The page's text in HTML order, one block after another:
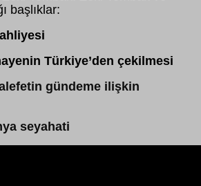
başlıklar:
Türkiye’den çekilmesi
gündeme ilişkin
seyahati